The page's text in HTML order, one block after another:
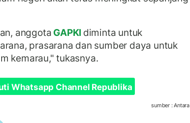
anggota GAPKI diminta untuk
prasarana dan sumber daya untuk
kemarau," tukasnya.
Whatsapp Channel Republika
sumber : Antara